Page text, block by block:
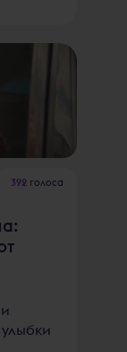
392голоса